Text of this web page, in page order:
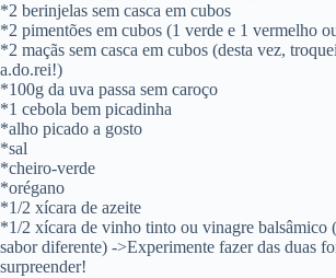
*2 berinjelas sem casca em cubos
*2 pimentões em cubos (1 verde e 1 vermelho
*2 maçãs sem casca em cubos (desta vez,
a.do.rei!)
*100g da uva passa sem caroço
*1 cebola bem picadinha
*alho picado a gosto
*sal
*cheiro-verde
*orégano
*1/2 xícara de azeite
*1/2 xícara de vinho tinto ou vinagre balsâmico
sabor diferente) ->Experimente fazer das duas
surpreender!